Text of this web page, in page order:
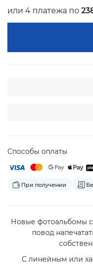
или 4 платежа по
Способы оплаты
При получении
Новые фотоальбомы
повод
С линейным или